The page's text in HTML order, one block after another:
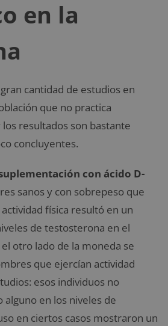
en la
cantidad de estudios en
que no practica
los resultados son bastante
concluyentes.
con ácido D-
sanos y con sobrepeso que
física resultó en un
de testosterona en el
otro lado de la moneda se
que ejercían actividad
esos individuos no
en los niveles de
en ciertos casos mostraron un